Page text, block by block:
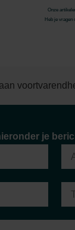
Onze
Heb je vragen
je
Berkel
wil. Ik ervaar
Cas